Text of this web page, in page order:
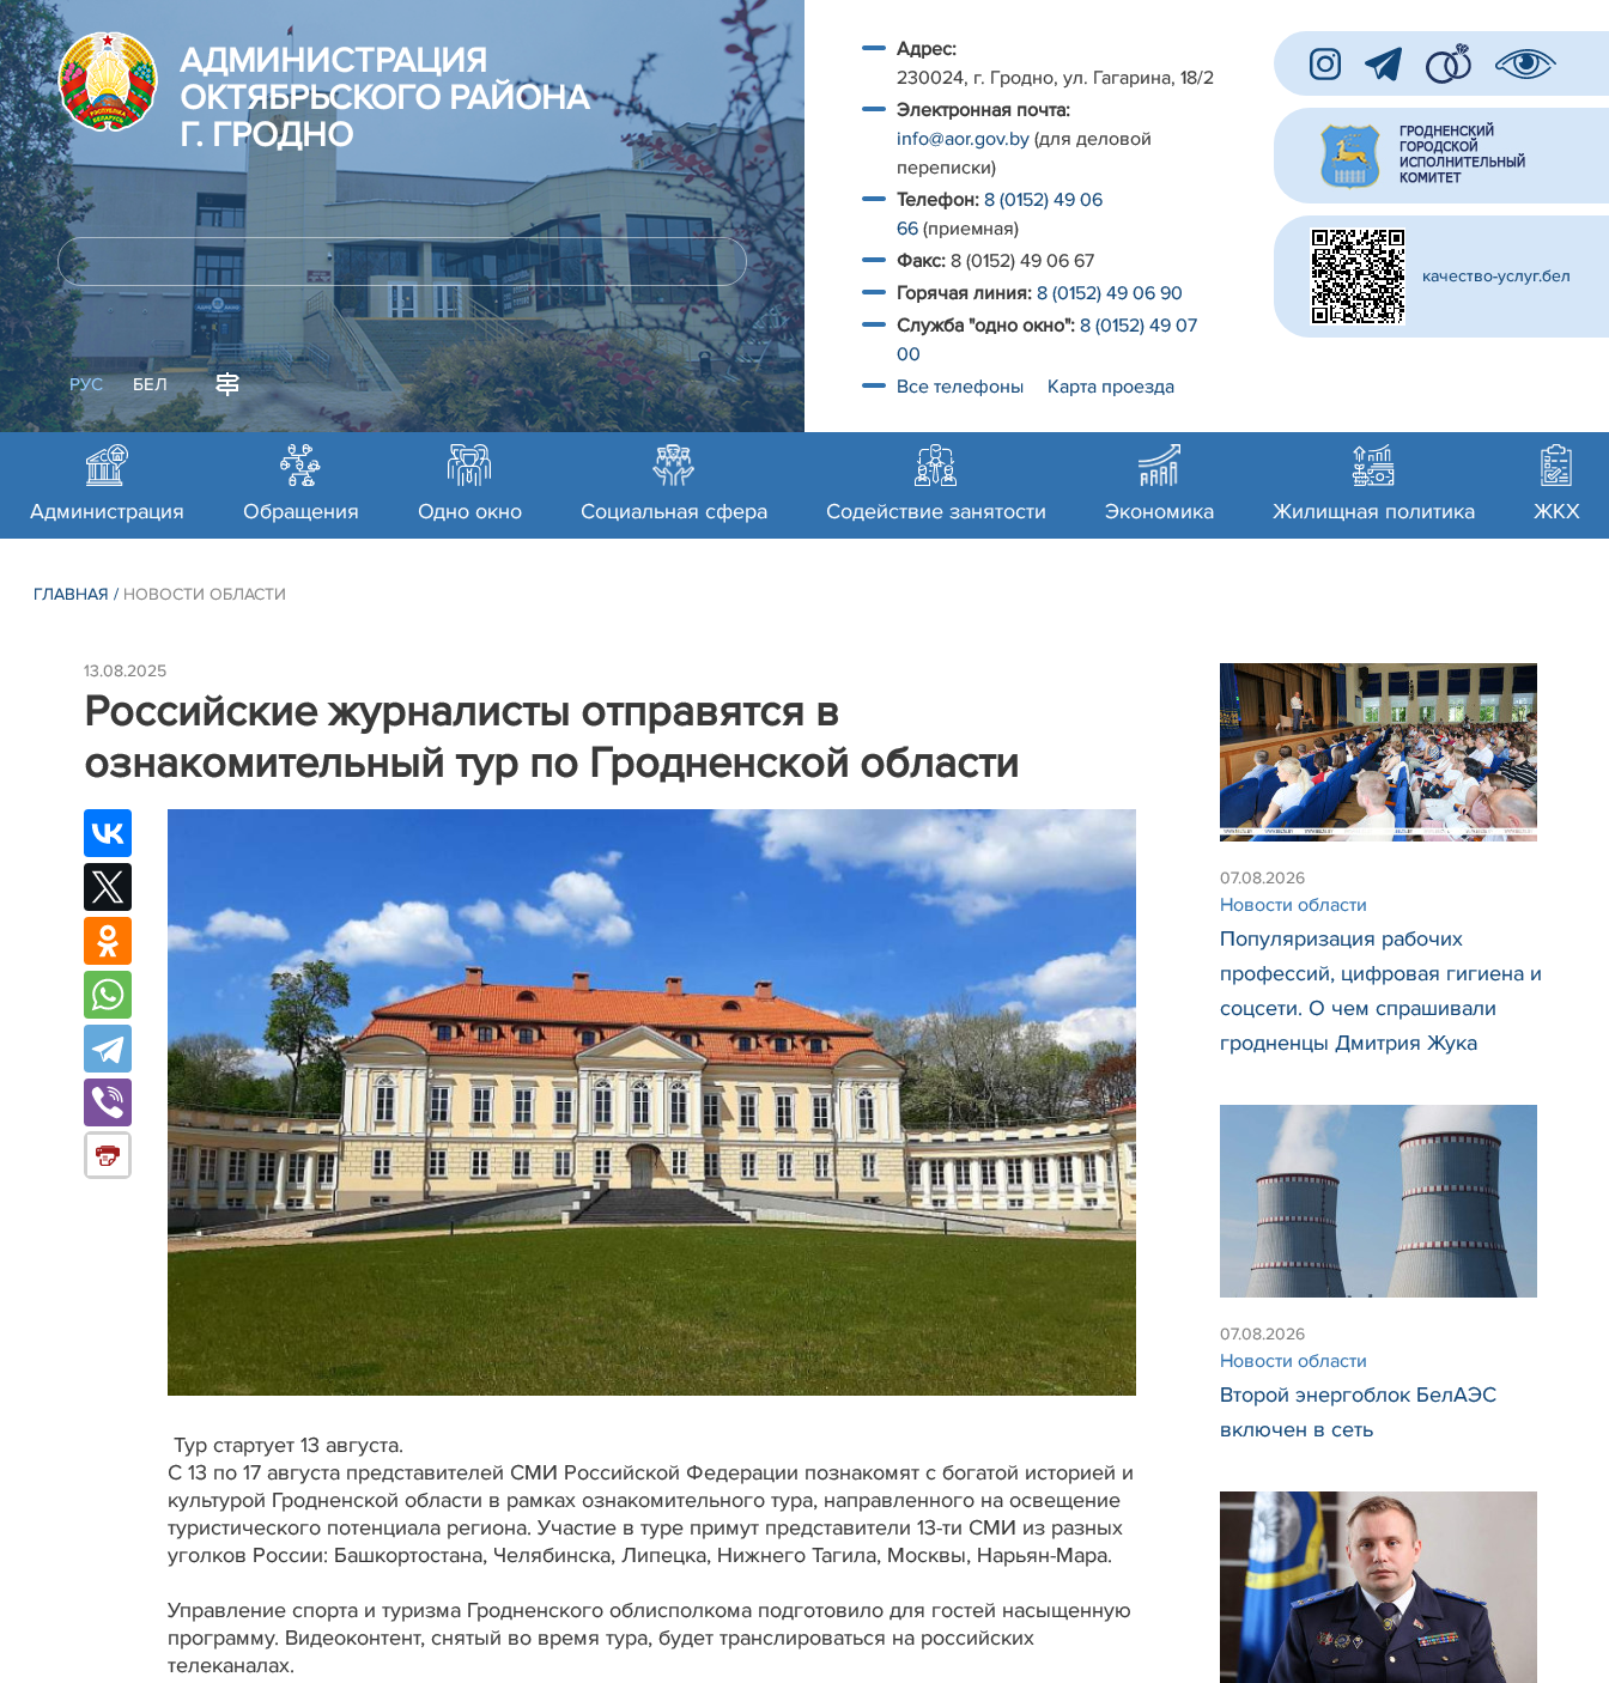
АДМИНИСТРАЦИЯ
ОКТЯБРЬСКОГО РАЙОНА
Г. ГРОДНО
РУС БЕЛ
Адрес:
230024, г. Гродно, ул. Гагарина, 18/2
Электронная почта:
info@aor.gov.by (для деловой
переписки)
Телефон: 8 (0152) 49 06
66 (приемная)
Факс: 8 (0152) 49 06 67
Горячая линия: 8 (0152) 49 06 90
Служба "одно окно": 8 (0152) 49 07
00
Все телефоны
Карта проезда
качество-услуг.бел
Администрация Обращения Одно окно Социальная сфера Содействие занятости Экономика Жилищная политика ЖКХ
ГЛАВНАЯ / НОВОСТИ ОБЛАСТИ
13.08.2025
Российские журналисты отправятся в
ознакомительный тур по Гродненской области
Тур стартует 13 августа.
С 13 по 17 августа представителей СМИ Российской Федерации познакомят с богатой историей и
культурой Гродненской области в рамках ознакомительного тура, направленного на освещение
туристического потенциала региона. Участие в туре примут представители 13-ти СМИ из разных
уголков России: Башкортостана, Челябинска, Липецка, Нижнего Тагила, Москвы, Нарьян-Мара.
Управление спорта и туризма Гродненского облисполкома подготовило для гостей насыщенную
программу. Видеоконтент, снятый во время тура, будет транслироваться на российских
телеканалах.
07.08.2026
Новости области
Популяризация рабочих
профессий, цифровая гигиена и
соцсети. О чем спрашивали
гродненцы Дмитрия Жука
07.08.2026
Новости области
Второй энергоблок БелАЭС
включен в сеть